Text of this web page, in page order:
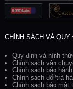
CHÍNH SÁCH VÀ QUY
Quy định và hình
Chính sách vận
Chính sách bảo hành
Chính sách đổi/trả
Chính sách bảo mật